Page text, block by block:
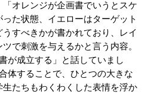
オレンジが企画書でいうとスケ
た状態、イエローはターゲット
すべきかが書かれており、レイ
で刺激を与えるかと言う内容。
が成立する」と話していまし
体することで、ひとつの大きな
たちもわくわくした表情を浮か